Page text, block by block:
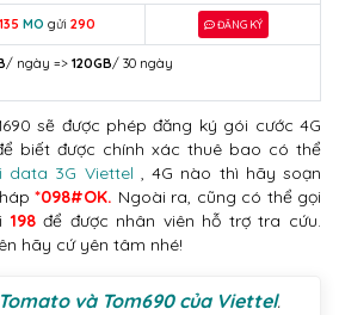
MO gửi 290 ĐĂNG KÝ
/ ngày => 120GB/ 30 ngày
sẽ được phép đăng ký gói cước 4G
biết được chính xác thuê bao có thể
data 3G Viettel , 4G nào thì hãy soạn
*098#OK. Ngoài ra, cũng có thể gọi
198 để được nhân viên hỗ trợ tra cứu.
hãy cứ yên tâm nhé!
và Tom690 của Viettel.